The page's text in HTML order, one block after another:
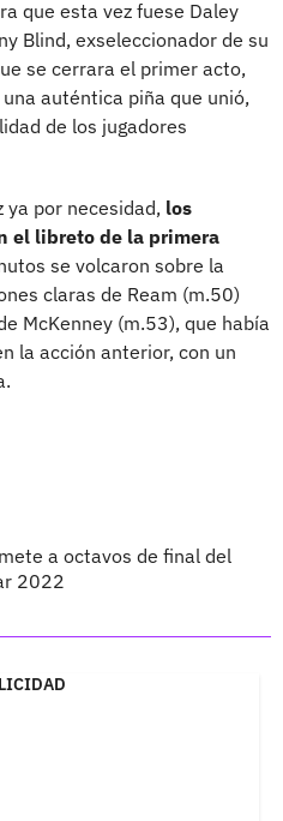
que esta vez fuese Daley
Blind, exseleccionador de su
se cerrara el primer acto,
una auténtica piña que unió,
de los jugadores
ya por necesidad, los
el libreto de la primera
se volcaron sobre la
claras de Ream (m.50)
McKenney (m.53), que había
la acción anterior, con un
a octavos de final del
2022